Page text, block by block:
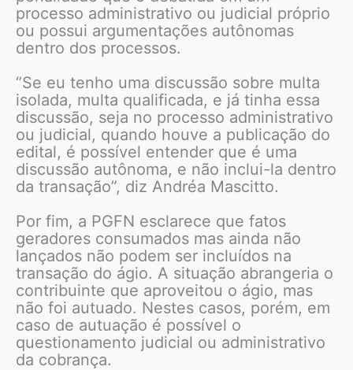
processo administrativo ou judicial próprio
ou possui argumentações autônomas
dentro dos processos.
“Se eu tenho uma discussão sobre multa
isolada, multa qualificada, e já tinha essa
discussão, seja no processo administrativo
ou judicial, quando houve a publicação do
edital, é possível entender que é uma
discussão autônoma, e não inclui-la dentro
da transação”, diz Andréa Mascitto.
Por fim, a PGFN esclarece que fatos
geradores consumados mas ainda não
lançados não podem ser incluídos na
transação do ágio. A situação abrangeria o
contribuinte que aproveitou o ágio, mas
não foi autuado. Nestes casos, porém, em
caso de autuação é possível o
questionamento judicial ou administrativo
da cobrança.